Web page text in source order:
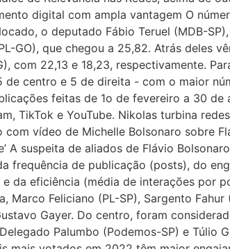
digital com ampla vantagem O
o deputado Fábio Teruel (MDB-
GO), que chegou a 25,82. Atrás deles
com 22,13 e 18,23, respectivamente.
centro e 5 de direita - com o maior
feitas de 1o de fevereiro a 30
TikTok e YouTube. Nikolas turbina
vídeo de Michelle Bolsonaro sobre
A suspeita de aliados de Flávio
frequência de publicação (posts), do
da eficiência (média de interações por
Marco Feliciano (PL-SP), Sargento Fahur
Gayer. Do centro, foram
Palumbo (Podemos-SP) e Túlio